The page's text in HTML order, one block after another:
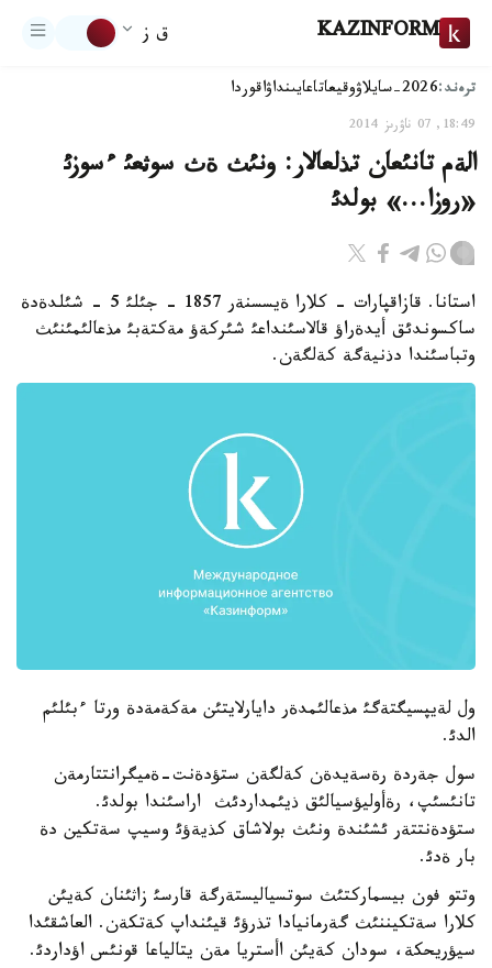
KAZINFORM ق ز
ترەند:2026-سايلاۋ وقيعاتاعايىنداۋاقوردا
18:49, 07 ناۋرىز 2014
الةم تانئعان تذلعالار: ونئث ةث سوثعئ ءسوزئ
«روزا...» بولدئ
استانا. قازاقپارات - كلارا ةيسسنةر 1857 - جئلئ 5 - شئلدةدة
ساكسوندئق أيدةراؤ قالاسئنداعئ شئركةؤ مةكتةبئ مذعالئمئنئث
وتباسئندا دذنيةگة كةلگةن.
ول لةيپسيگتةگئ مذعالئمدةر دايارلايتئن مةكةمةدة ورتا ءبئلئم
الدئ.
سول جةردة رةسةيدةن كةلگةن ستؤدةنت-ةميگرانتتارمةن
تانئسئپ، رةأوليؤسيالئق ذيئمداردئث اراسئندا بولدئ.
ستؤدةنتتةر ئشئندة ونئث بولاشاق كذيةؤئ وسيپ سةتكين دة
بار ةدئ.
وتتو فون بيسماركتئث سوتسياليستةرگة قارسئ زاثئنان كةيئن
كلارا سةتكيننئث گةرمانيادا تذرؤئ قيئنداپ كةتكةن. العاشقئدا
سيؤريحكة، سودان كةيئن اأستريا مةن يتالياعا قونئس اؤداردئ.